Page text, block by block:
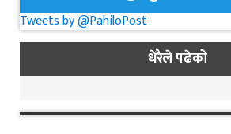
Tweets by @PahiloPost
धेरैले पढेको